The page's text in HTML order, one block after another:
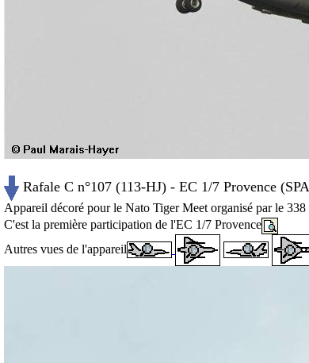
Rafale C n°107 (113-HJ) - EC 1/7 Provence
Appareil décoré pour le Nato Tiger Meet organisé par le
C'est la première participation de l'EC 1/7 Provence
Autres vues de l'appareil